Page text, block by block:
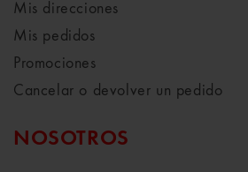
Mis direcciones
Mis pedidos
Promociones
Cancelar o devolver un pedido
NOSOTROS